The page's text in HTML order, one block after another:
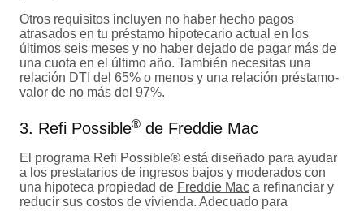
Otros requisitos incluyen no haber hecho pagos
atrasados en tu préstamo hipotecario actual en los
últimos seis meses y no haber dejado de pagar más de
una cuota en el último año. También necesitas una
relación DTI del 65% o menos y una relación préstamo-
valor de no más del 97%.
3. Refi Possible® de Freddie Mac
El programa Refi Possible® está diseñado para ayudar
a los prestatarios de ingresos bajos y moderados con
una hipoteca propiedad de Freddie Mac a refinanciar y
reducir sus costos de vivienda. Adecuado para